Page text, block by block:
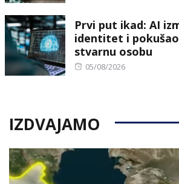
Prvi put ikad: AI
identitet i
stvarnu osobu
Posted
05/08/2026
IZDVAJAMO